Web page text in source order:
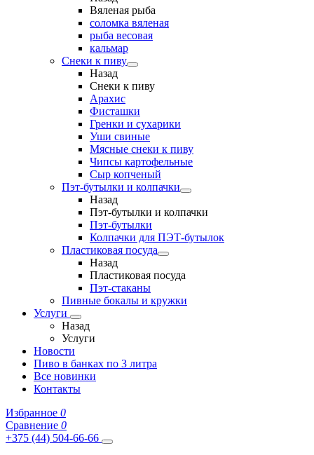
Вяленая рыба
соломка вяленая
рыба весовая
кальмар
Снеки к пиву
Назад
Снеки к пиву
Арахис
Фисташки
Гренки и сухарики
Уши свиные
Мясные снеки к пиву
Чипсы картофельные
Сыр копченый
Пэт-бутылки и колпачки
Назад
Пэт-бутылки и колпачки
Пэт-бутылки
Колпачки для ПЭТ-бутылок
Пластиковая посуда
Назад
Пластиковая посуда
Пэт-стаканы
Пивные бокалы и кружки
Услуги
Назад
Услуги
Новости
Пиво в банках по 3 литра
Все новинки
Контакты
Избранное 0
Сравнение 0
+375 (44) 504-66-66